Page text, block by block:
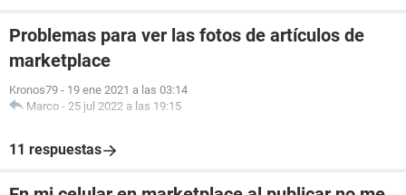
Problemas para ver las fotos de artículos de
marketplace
Kronos79 - 19 ene 2021 a las 03:14
Marco - 25 jul 2022 a las 19:15
11 respuestas